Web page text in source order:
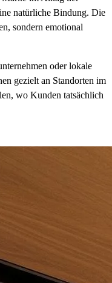
natürliche Bindung. Die
sondern emotional
oder lokale
gezielt an Standorten im
wo Kunden tatsächlich